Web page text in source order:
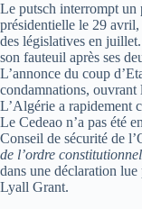
Le putsch interrompt un
présidentielle le 29
des législatives en
son fauteuil après ses
L’annonce du coup
condamnations, ouvrant
L’Algérie a rapidement
Le Cedeao n’a pas été
Conseil de sécurité de
de l’ordre
dans une déclaration
Lyall Grant.